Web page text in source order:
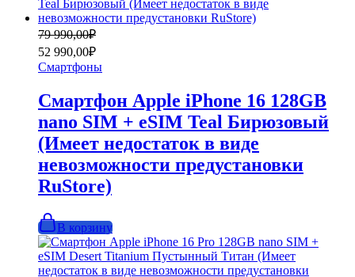
79 990,00₽
Первоначальная
цена
составляла
79
52 990,00₽
Текущая
цена:
52
990,00₽.
Смартфоны
Смартфон Apple iPhone 16 128GB
nano SIM + eSIM Teal Бирюзовый
(Имеет недостаток в виде
невозможности предустановки
RuStore)
В корзину